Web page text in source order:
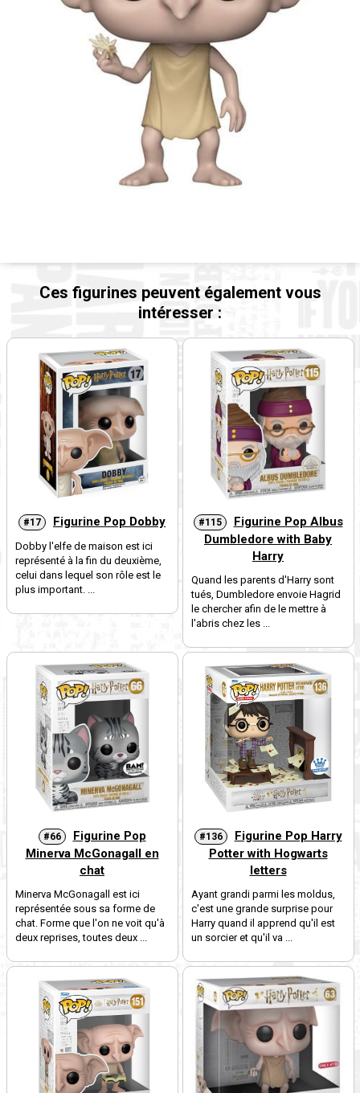
Ces figurines peuvent également vous
intéresser :
#17 Figurine Pop Dobby
Dobby l'elfe de maison est ici
représenté à la fin du deuxième,
celui dans lequel son rôle est le
plus important. ...
#115
Figurine Pop Albus
Dumbledore with Baby
Harry
Quand les parents d'Harry sont
tués, Dumbledore envoie Hagrid
le chercher afin de le mettre à
l'abris chez les ...
#66
Figurine Pop
Minerva McGonagall en
chat
Minerva McGonagall est ici
représentée sous sa forme de
chat. Forme que l'on ne voit qu'à
deux reprises, toutes deux ...
#136
Figurine Pop Harry
Potter with Hogwarts
letters
Ayant grandi parmi les moldus,
c'est une grande surprise pour
Harry quand il apprend qu'il est
un sorcier et qu'il va ...